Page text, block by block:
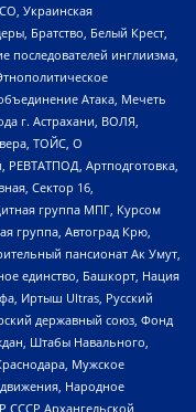
Украинская
Братство, Белый Крест,
инглиизма,
Атака, Мечеть
г. Астрахани, ВОЛЯ,
ТОЙС, О
РЕВТАТПОД, Артподготовка,
Сектор 16,
группа МПГ, Курсом
группа, Автоград Крю,
пансионат Ак Умут,
единство, Башкорт, Нация
Иртыш Ultras, Русский
державный союз, Фонд
Штабы Навального,
Мужское
Народное
СССР Архангельской